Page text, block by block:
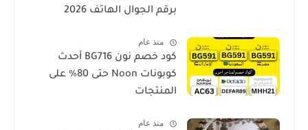
برقم الجوال الهاتف 2026
منذ عام
كود خصم نون BG716 أحدث
كوبونات Noon حتى 80% على
المنتجات
منذ عام